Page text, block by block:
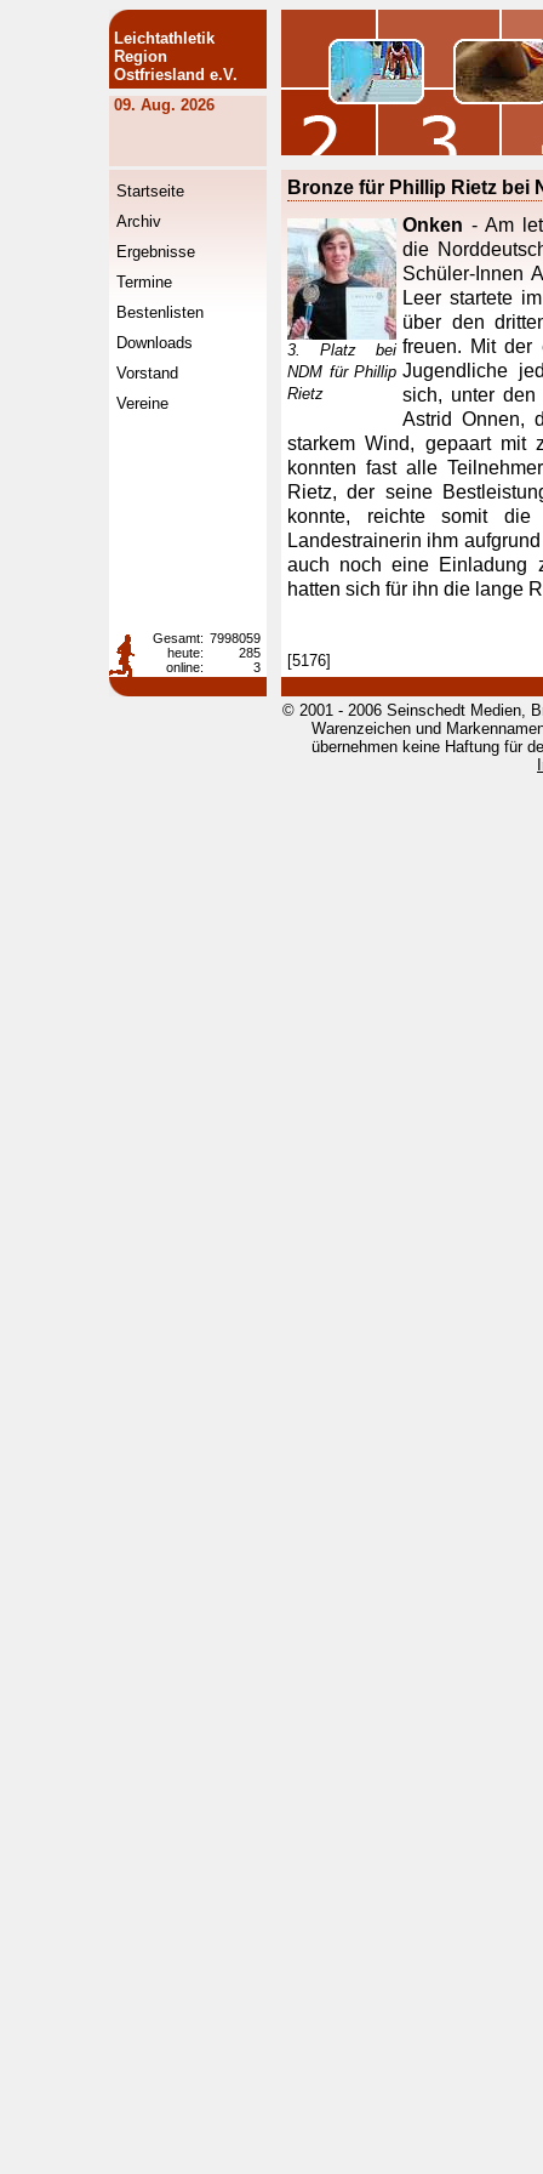
Leichtathletik
Region
Ostfriesland e.V.
09. Aug. 2026
Startseite
Archiv
Ergebnisse
Termine
Bestenlisten
Downloads
Vorstand
Vereine
Bronze für Phillip Rietz bei
3. Platz bei
NDM für Phillip
Rietz
Onken - Am
die
Schüler-Innen
Leer startete
über den
freuen. Mit der
Jugendliche
sich, unter den
Astrid Onnen,
starkem Wind, gepaart mit
konnten fast alle
Rietz, der seine
konnte, reichte somit
Landestrainerin ihm
auch noch eine Einladung
hatten sich für ihn die lange
[5176]
Gesamt: 7998059
heute:
285
online:
3
© 2001 - 2006 Seinschedt Medien,
Warenzeichen und
übernehmen keine Haftung für